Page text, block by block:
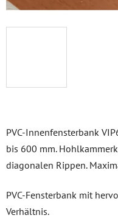
PVC-Innenfensterbank
bis 600 mm.
diagonalen Rippen.
PVC-Fensterbank mit
Verhältnis.